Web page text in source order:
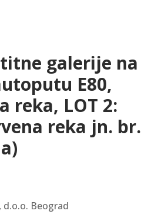
galerije na
E80,
reka, LOT 2:
reka jn. br.
d.o.o. Beograd